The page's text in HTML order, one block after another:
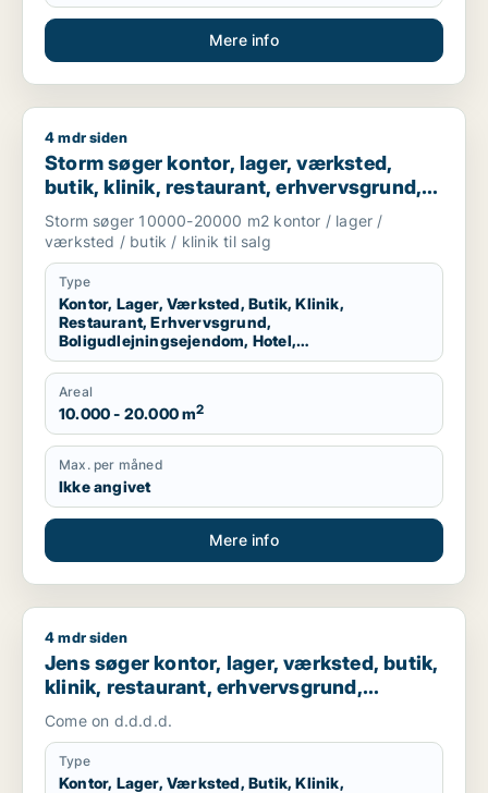
Mere info
Storm søger kontor, lager, værksted, butik, klinik,
4 mdr siden
Storm søger kontor, lager, værksted,
butik, klinik, restaurant, erhvervsgrund,
boligudlejningsejendom, hotel,
produktionslokaler eller garage til salg i
Vallensbæk, Ballerup eller Allerød m.fl.
Storm søger 10000-20000 m2 kontor / lager /
værksted / butik / klinik til salg
Type
Kontor, Lager, Værksted, Butik, Klinik,
Restaurant, Erhvervsgrund,
Boligudlejningsejendom, Hotel,
Produktionslokaler, Garage
Areal
10.000 - 20.000 m2
Max. per måned
Ikke angivet
Mere info
Jens søger kontor, lager, værksted, butik, klinik,
4 mdr siden
Jens søger kontor, lager, værksted, butik,
klinik, restaurant, erhvervsgrund,
boligudlejningsejendom, hotel,
Dragør
Come on d.d.d.d.
Type
Kontor, Lager, Værksted, Butik, Klinik,